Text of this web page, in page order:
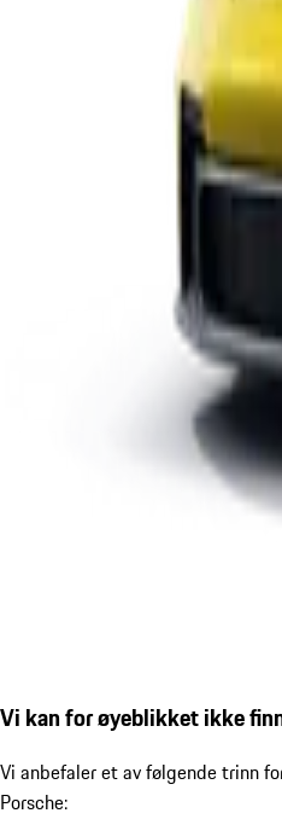
Vi kan for øyeblikket ikke
Vi anbefaler et av følgende trinn
Porsche: